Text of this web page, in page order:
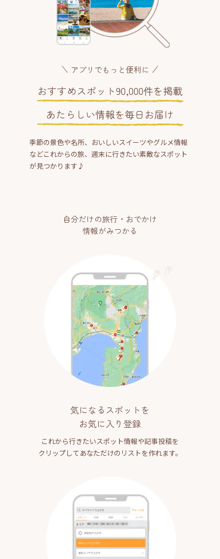
アプリでもっと便利に
おすすめスポット90,000件を掲載
あたらしい情報を毎日お届け
季節の景色や名所、おいしいスイーツやグルメ情報
などこれからの旅、週末に行きたい素敵なスポット
が見つかります♪
自分だけの旅行・おでかけ
情報がみつかる
気になるスポットを
お気に入り登録
これから行きたいスポット情報や記事投稿を
クリップしてあなただけのリストを作れます。